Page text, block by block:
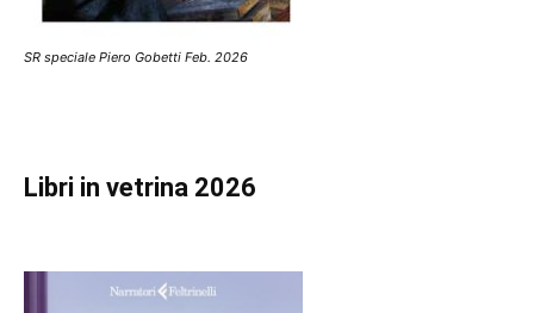
SR speciale Piero Gobetti Feb. 2026
Libri in vetrina 2026